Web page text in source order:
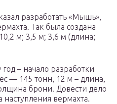
разработать «Мышь»,
Так была создана
м; 3,5 м; 3,6 м (длина;
– начало разработки
— 145 тонн, 12 м – длина,
брони. Довести дело
наступления вермахта.